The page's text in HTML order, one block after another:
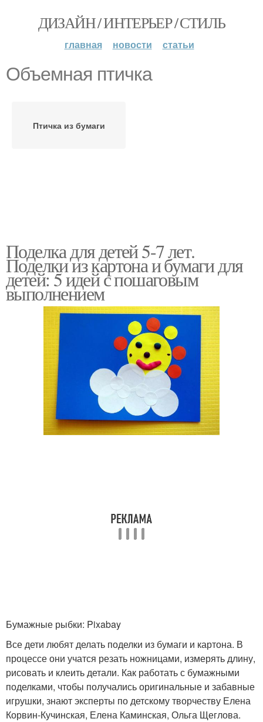
ДИЗАЙН / ИНТЕРЬЕР / СТИЛЬ
главная новости статьи
Объемная птичка
Птичка из бумаги
Поделка для детей 5-7 лет.
Поделки из картона и бумаги для
детей: 5 идей с пошаговым
выполнением
Бумажные рыбки: Pixabay
Все дети любят делать поделки из бумаги и картона. В
процессе они учатся резать ножницами, измерять длину,
рисовать и клеить детали. Как работать с бумажными
поделками, чтобы получались оригинальные и забавные
игрушки, знают эксперты по детскому творчеству Елена
Корвин-Кучинская, Елена Каминская, Ольга Щеглова.